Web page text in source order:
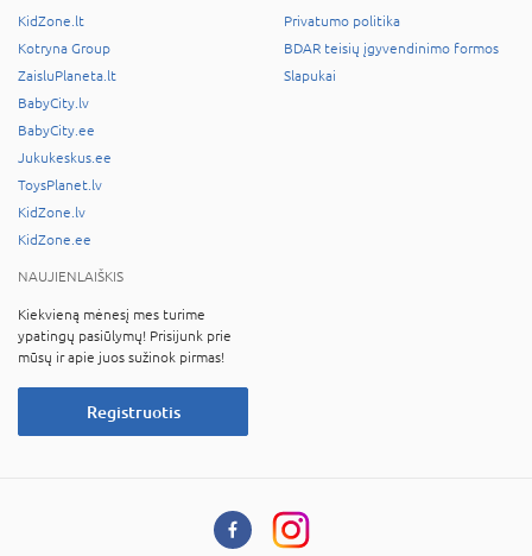
KidZone.lt
Kotryna Group
ZaisluPlaneta.lt
BabyCity.lv
BabyCity.ee
Jukukeskus.ee
ToysPlanet.lv
KidZone.lv
KidZone.ee
Privatumo politika
BDAR teisių įgyvendinimo formos
Slapukai
NAUJIENLAIŠKIS
Kiekvieną mėnesį mes turime
ypatingų pasiūlymų! Prisijunk prie
mūsų ir apie juos sužinok pirmas!
Registruotis